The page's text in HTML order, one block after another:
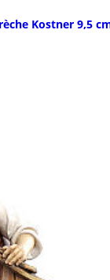
Kostner 9,5